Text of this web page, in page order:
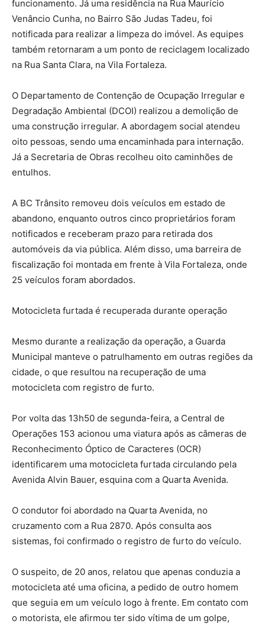
funcionamento. Já uma residência na Rua Maurício
Venâncio Cunha, no Bairro São Judas Tadeu, foi
notificada para realizar a limpeza do imóvel. As equipes
também retornaram a um ponto de reciclagem localizado
na Rua Santa Clara, na Vila Fortaleza.
O Departamento de Contenção de Ocupação Irregular e
Degradação Ambiental (DCOI) realizou a demolição de
uma construção irregular. A abordagem social atendeu
oito pessoas, sendo uma encaminhada para internação.
Já a Secretaria de Obras recolheu oito caminhões de
entulhos.
A BC Trânsito removeu dois veículos em estado de
abandono, enquanto outros cinco proprietários foram
notificados e receberam prazo para retirada dos
automóveis da via pública. Além disso, uma barreira de
fiscalização foi montada em frente à Vila Fortaleza, onde
25 veículos foram abordados.
Motocicleta furtada é recuperada durante operação
Mesmo durante a realização da operação, a Guarda
Municipal manteve o patrulhamento em outras regiões da
cidade, o que resultou na recuperação de uma
motocicleta com registro de furto.
Por volta das 13h50 de segunda-feira, a Central de
Operações 153 acionou uma viatura após as câmeras de
Reconhecimento Óptico de Caracteres (OCR)
identificarem uma motocicleta furtada circulando pela
Avenida Alvin Bauer, esquina com a Quarta Avenida.
O condutor foi abordado na Quarta Avenida, no
cruzamento com a Rua 2870. Após consulta aos
sistemas, foi confirmado o registro de furto do veículo.
O suspeito, de 20 anos, relatou que apenas conduzia a
motocicleta até uma oficina, a pedido de outro homem
que seguia em um veículo logo à frente. Em contato com
o motorista, ele afirmou ter sido vítima de um golpe,